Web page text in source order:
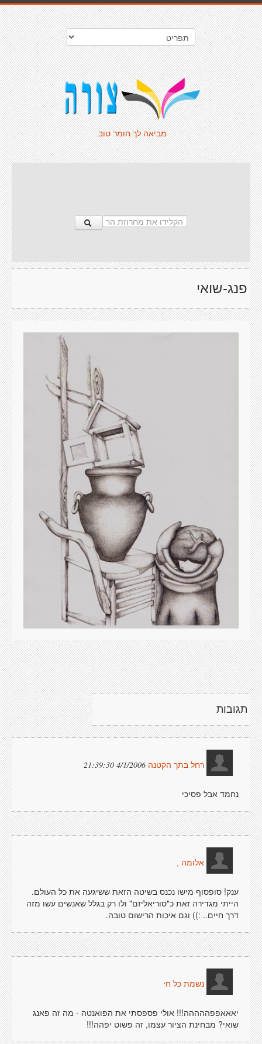
מביאה לך חומר טוב.
פנג-שואי
תגובות
רחל בתך הקטנה 4/1/2006 21:39:30
נחמד אבל פסיכי
אלומה ,
ענק! סופסוף מישו נכנס בשיטה הזאת ששיגעה את כל העולם.
הייתי מגדירה זאת כ"סוריאליזם" ולו רק בגלל שאנשים עשו מזה
דרך חיים.. :)) וגם איכות הרישום טובה.
נשמת כל חי
יאאאפפההההה!!! אולי פספסתי את הפואנטה - מה זה פאנג
שואי? מבחינת הציור עצמו, זה פשוט יפהה!!!